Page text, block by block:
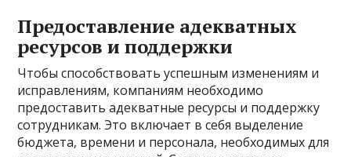
Предоставление адекватных
ресурсов и поддержки
Чтобы способствовать успешным изменениям и
исправлениям, компаниям необходимо
предоставить адекватные ресурсы и поддержку
сотрудникам. Это включает в себя выделение
бюджета, времени и персонала, необходимых для